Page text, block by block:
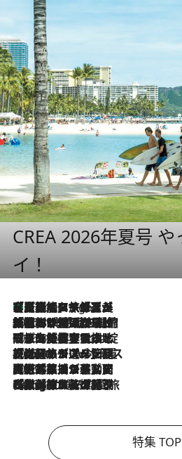
CREA 2026年夏号
イ！
9 Hours Ago
【厳選旅コスメ】「多機能アイテムがメイン！」旅好き美容エディターが選んだ夏旅ベストコスメを発表【Mサイズジップ】
2026.8.6
「荷物が増えるほど旅ストレスは増す」美容ジャーナリストがたどり着いた最終結論。“化粧品を劇的に減らす”感動の凝縮美容とは
2026.8.6
「旅先には金髪ウィッグを持参」日本と同じメイクでは損してる!? 美容ジャーナリストが提案する“掟破りの旅美容”とは
2026.8.6
【厳選旅コスメ】「身軽さ＆UV対策重視！」ヘアアーティストshucoが選んだ夏旅ベストコスメを発表【Mサイズジップ】
2026.8.5
【厳選旅コスメ】国内をあちこち移動する河井菜摘が選んだ夏旅ベストコスメ発表！「リラックスアイテムはマスト」【Mサイズジップ】
2026.8.4
【厳選旅コスメ】「紫外線＆乾燥対策しながらメイク感も！」ヘア＆メイクGeorgeが選んだ夏旅ベストコスメを発表！【Mサイズジップ】
特集 TOP